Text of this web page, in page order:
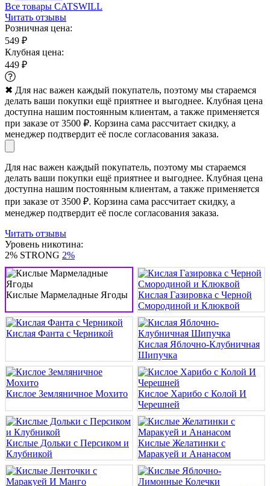
Все товары CATSWILL
Читать отзывы
Розничная цена:
549 ₽
Клубная цена:
449 ₽
✖ Для нас важен каждый покупатель, поэтому мы стараемся
делать ваши покупки ещё приятнее и выгоднее. Клубная цена
доступна нашим постоянным клиентам, а также применяется
при заказе от 3500 ₽. Корзина сама рассчитает скидку, а
менеджер подтвердит её после согласования заказа.
Для нас важен каждый покупатель, поэтому мы стараемся
делать ваши покупки ещё приятнее и выгоднее. Клубная цена
доступна нашим постоянным клиентам, а также применяется
при заказе от 3500 ₽. Корзина сама рассчитает скидку, а
менеджер подтвердит её после согласования заказа.
Читать отзывы
Уровень никотина:
2% STRONG 2%
Кислые Мармеладные Ягоды
Кислая Газировка с Черной
Смородиной и Клюквой
Кислая Фанта с Черникой
Кислая Яблочно-Клубничная
Шипучка
Кислое Земляничное Мохито
Кислое Харибо с Колой И
Черешней
Кислые Дольки с Персиком и
Клубникой
Кислые Желатинки с
Маракуей и Ананасом